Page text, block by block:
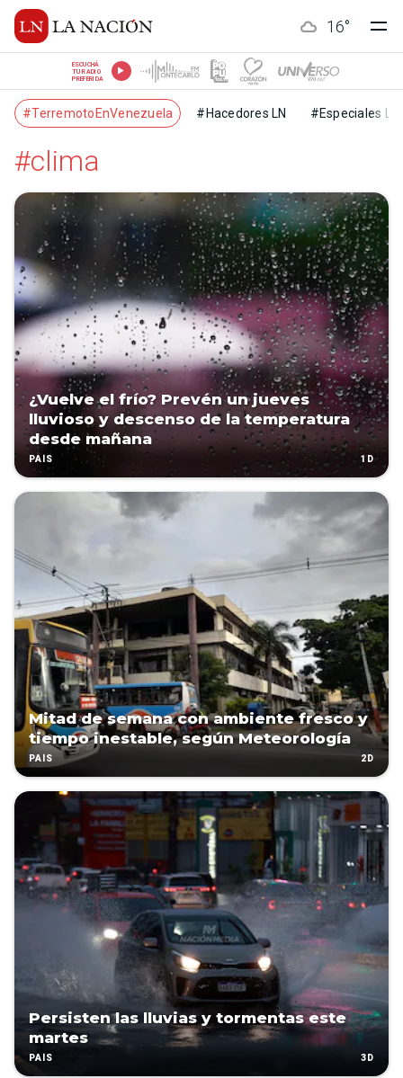
16°
ESCUCHÁ
TU RADIO
PREFERIDA
#TerremotoEnVenezuela #Hacedores LN #Especiales LN
#clima
¿Vuelve el frío? Prevén un jueves
lluvioso y descenso de la temperatura
desde mañana
PAÍS 1D
Mitad de semana con ambiente fresco y
tiempo inestable, según Meteorología
PAÍS 2D
Persisten las lluvias y tormentas este
martes
PAÍS 3D